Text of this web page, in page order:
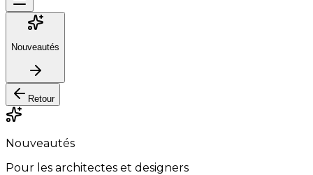
Nouveautés
Retour
Nouveautés
Pour les architectes et designers